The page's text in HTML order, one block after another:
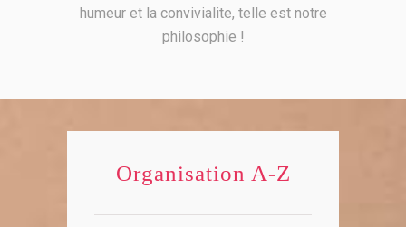
humeur et la convivialite, telle est notre
philosophie !
Organisation A-Z